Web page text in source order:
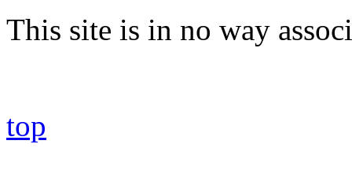
This site is in no way
top